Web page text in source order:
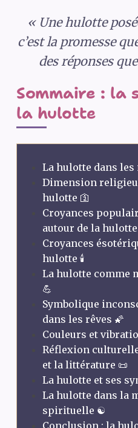
« Une hulotte
c’est la promesse
des réponses
Sommaire : la
la hulotte
La hulotte dans les
Dimension
hulotte 🛐
Croyances
autour de la hulotte
Croyances
hulotte 🕯️
La hulotte comme
💪
Symbolique
dans les rêves 🌠
Couleurs et
Réflexion
et la littérature 📜
La hulotte et ses
La hulotte dans la
spirituelle ☯️